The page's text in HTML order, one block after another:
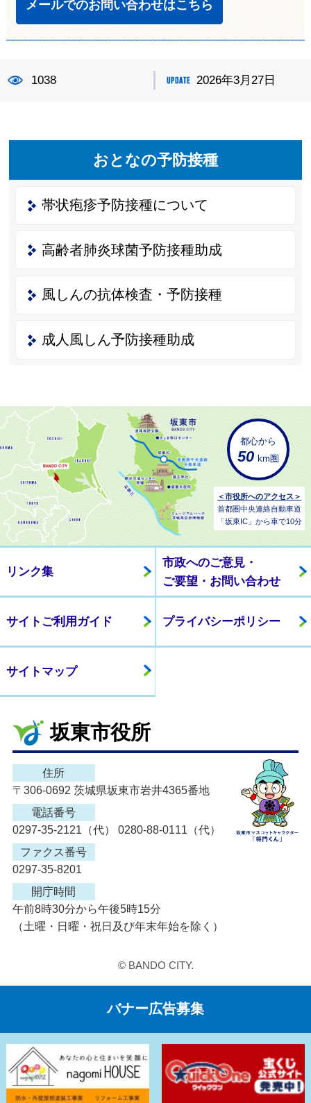
メールでのお問い合わせはこちら
1038 2026年3月27日
おとなの予防接種
帯状疱疹予防接種について
高齢者肺炎球菌予防接種助成
風しんの抗体検査・予防接種
成人風しん予防接種助成
都心から
50 km圏
＜市役所へのアクセス＞
首都圏中央連絡自動車道
「坂東IC」から車で10分
リンク集
市政へのご意見・
ご要望・お問い合わせ
サイトご利用ガイド プライバシーポリシー
サイトマップ
坂東市役所
住所
〒306-0692 茨城県坂東市岩井4365番地
電話番号
0297-35-2121（代） 0280-88-0111（代）
ファクス番号
0297-35-8201
開庁時間
午前8時30分から午後5時15分
（土曜・日曜・祝日及び年末年始を除く）
© BANDO CITY.
バナー広告募集